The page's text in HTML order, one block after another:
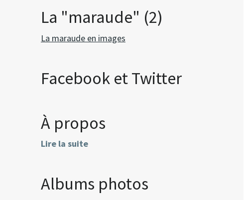
La "maraude" (2)
La maraude en images
Facebook et Twitter
À propos
Lire la suite
Albums photos